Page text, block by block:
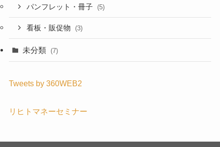
パンフレット・冊子 (5)
看板・販促物 (3)
未分類 (7)
Tweets by 360WEB2
リヒトマネーセミナー